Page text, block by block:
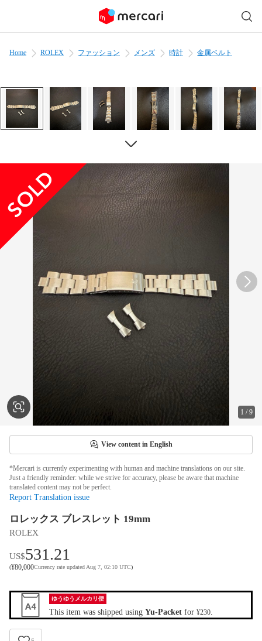
Home ROLEX ファッション メンズ 時計 金属ベルト
1 /9
View content in English
*Mercari is currently experimenting with human and machine translations on our site.
Just a friendly reminder: while we strive for accuracy, please be aware that machine
translated content may not be perfect.
Report Translation issue
ロレックス ブレスレット 19mm
ROLEX
US$531.21
(¥80,000Currency rate updated Aug 7, 02:10 UTC)
ゆうゆうメルカリ便
This item was shipped using Yu-Packet for ¥230